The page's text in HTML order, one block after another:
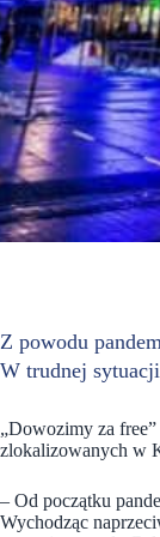
Z powodu
W trudnej
„Dowozimy za
zlokalizowanych w
– Od początku
Wychodząc